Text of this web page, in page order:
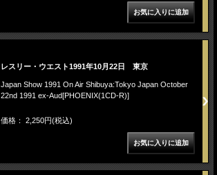
レスリー・ウエスト1991年10月22日 東京
Japan Show 1991 On Air Shibuya:Tokyo Japan October
22nd 1991 ex-Aud[PHOENIX(1CD-R)]
価格： 2,250円(税込)